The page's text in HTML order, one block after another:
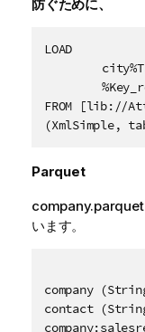
防ぐために、
LOAD
FROM [lib://
Parquet
company.parquet
います。
company
contact